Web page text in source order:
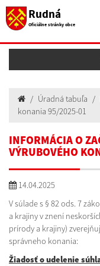
Rudná
Oficiálne stránky obce
Úradná tabuľa
konania 95/2025-01
INFORMÁCIA O
VÝRUBOVÉHO
14.04.2025
V súlade s § 82 ods. 7
a krajiny v znení
prírody a krajiny)
správneho konania:
Žiadosť o udelenie